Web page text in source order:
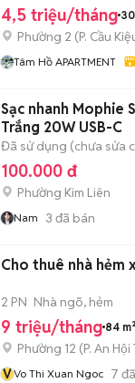
4,5 triệu/tháng
Phường 2 (P. Cầu
Tâm Hồ APARTMENT
Sạc nhanh Mophie
Trắng 20W USB-C
Đã sử dụng (chưa sửa
100.000 đ
Phường Kim Liên
Nam 3 đã bán
2 PN Nhà ngõ, hẻm
9 triệu/tháng 84 m²
Phường 12 (P. An Hội
VVo Thi Xuan Ngoc 7